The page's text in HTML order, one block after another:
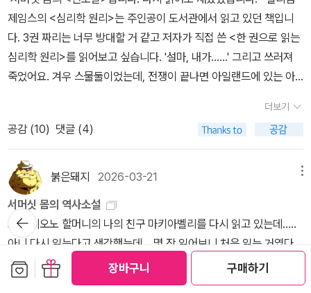
장바구니 구매하기
죠.”---------- <인간의 굴레에서 1>, 424쪽. ---------- 백부는
필립이 유산으로 상속받은 재산을 관리하고 있었는데 이젠 필립이 쓸
돈이 충분하지 않다는 것을 명심하라고 했다. “어쨌든 너도 인정할
건 인정해야 한다. 네가 그림 공부를 하겠다고 했을 때 내가 반대를 했
만 이렇게 말하고 싶군요. 남의 충고에 따라 옳은 일을 하여 얻는 것보
다 스스로 애쓰다 잘못한 실수를 통해 더 많은 것을 얻을 수 있다고요.
저는 제 하고 싶은 것을 해본 거예요. 그리고 이제 생활을 정돈해도 나
쁠 것 없구요.”---------- <인간의 굴레에서 1>, 425쪽. ---------
- 필립은 남의 말에 따라 현명한 삶을 살기보다 스스로 선택한 삶에
서 교훈을 얻으면서 깨달아 가는 게 나은 것 같다고 생각했다. 그리고
그것이 인생이라고 생각했다. 원래 인생이란 시행착오의 인생인 것이
다. 3. 무의미한 인생 필립은 동방의 어떤 임금 얘기가 생각났다.
인간의 역사를 알고 싶었던 이 임금은 한 현자를 시켜 오백 권의 책을
가져오게 했다. 나라 일로 바빴던 왕은 책들을 간단히 요약해 오라고
하고 싶군요. 남의 충고에 따라 옳은 일을 하여 얻는 것보다 스스로 애
쓰다 잘못한 실수를 통해 더 많은 것을 얻을 수 있다고요. 저는 제 하
고 싶은 것을 해본 거예요. 그리고 이제 생활을 정돈해도 나쁠 것 없구
요. (425쪽)
공부를 시작한다, 그와 중에 밀드레드라는 여종업원을 만나면서 벌어
지는 사랑과 절망의 과정들은독자로 하여금 분노까지 일으키게 한다.
어떻게 매번 자신을 이용하는 팜므파탈의 그여자에게 서 헤어나오지
못하는지.결국 사랑이란 이성의 지배가 아닌 감정의 문제인둣하다.배
려심많고, 온화하고, 따뜻한 여자 노라 대신 차갑기 그지없고, 천박하
며, 안하무인,성격이상 , 머리가 텅빈 밀드레드에게 빠져드는지, 뻔히
신의 재산도 점점 줄어들고 , 초조한 마음에 주식투자해서 날리고, 결
국 궁핍으로 인해 의학 공부도 중단하게되는 과정들은, 100여년전의
삶도 우리와 별다른게 없다아니 그이전의 시대도 다름이 없다는것은
확실하다.결국 먹고 살려고, 점원도 하면서 유산을 물려받고자, 백부
가 빨리 죽게 하는 방법을 늘 고민하는 주인공의 모습을 보면서.. 우리
네 인생이란게, 꿈,열정, 부, 사랑 이런 굴레로 부터 한시도 자유롭지
않다는 것을 느꼈고, 인생 별거 없다는 생각이 자꾸드네요.. 그냥 이렇
게 열심히살아낼수 밖에 다른 길은 없다는 ...
쏠쏠하다. 세대마다 역사를 새로 써야 한단다.그 새로 쓰기를 통해 당
대의 역사로 정립되듯, 번역문학도 마찬가지라네. 세대마다 문학의고
전은 새로 번역되어야 한다고 편집위원말에 적혀 있다. 그래선가, 이
렇게 재미있게 읽어지는이유가!!!끈적하고 무더운, 습한지난 일요일,
역인데다 천곡사의 그 오르막들이란 나의 인내를 시험하기딱 좋은곳
이여서 그날도쉬었다 갈까를 속으로 수 번 전주는데 문득 떠오르는
이름이글쎄,패니 프라이스가아닌가!의식주의 해결이 막혀 죽음을 택
한 그녀에 비하면 난 얼마나 다행스러운가! 이깟오르막을완주할 인내
정도는 있어야지 라는 생각이 드니 참을성이 어느새 길러지는 것이
다.책이 주는 또다른 힘이다.^^-늦게사 줄 친 두 문장,*결국은 남들과
똑같이 행동해야 한다는 것을 배우기 위해서라면 아무리 두터운 책을
읽어보았자 쓸모가 없다.*그러고 보면 사람이란 생각하는 대로 행동
하는 것이 아니라 자기가 되먹은 대로 생각하는 것같기만 하다.
제임스의 <심리학 원리>는 주인공이 도서관에서 읽고 있던 책입니
다. 3권 짜리는 너무 방대할 거 같고 저자가 직접 쓴 <한 권으로 읽는
심리학 원리>를 읽어보고 싶습니다. '설마, 내가......' 그리고 쓰러져
죽었어요. 겨우 스물둘이었는데, 전쟁이 끝나면 아일랜드에 있는 아
는 가장 친한 친구의 죽음을 목격합니다. 굉장히 리얼하게 느껴졌습
니다. 정말 죽기 전에 '설마, 내가......' 라는 말을 내뱉을 거 같습니다.
전쟁은 잔혹합니다. 없어졌으면 하는데 그렇지 않습니다. 남의 목숨
을 가지고 전쟁하기는 쉬운 일입니다. 전쟁을 일으킨 사람들은 젊은
청년들의 죽음에 책임을 지지 않습니다. '내가 제안하는 삶이 당신이
생각하는 것보다 얼마나 더 풍성한지 설명할 수 있다면 얼마나 좋을
까. 정신적 세계를 추구하는 삶이 얼마나 즐겁고, 얼마나 많은 것을 경
험할 수 있는지 당신에게 알려 줄 수만 있다면...... 그건 정말 끝없는
즐거움이고, 말로 형언하기 힘든 행복이야. 그것에 비유할 수 있는 것
이 하나 있어. 바로 홀로 비행기를 타고 하늘을 날 때의 기분이지. 높
더보기
공감 (10) 댓글 (4)
붉은돼지 2026-03-21
서머싯 몸의 역사소설
요즘 시오노 할머니의 나의 친구 마키아벨리를 다시 읽고 있는데.....
아니 다시 읽는다고 생각했는데....몇 장 읽어보니 처음 읽는 거였다.
ㅜㅜ 로마인이야기도 다 읽었다고 생각했는데 역시 그게 아니었다.,,,
한심한 인사가 혼자 상상 속에서 공상 속에서 책을 읽는 모양이다. 뭐
뒤로가
기